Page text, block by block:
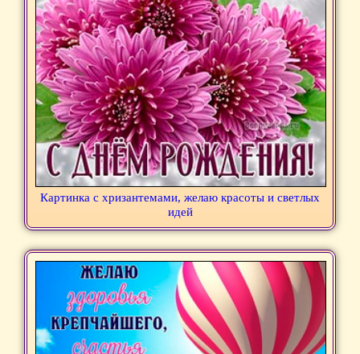
Картинка с хризантемами, желаю красоты и светлых
идей